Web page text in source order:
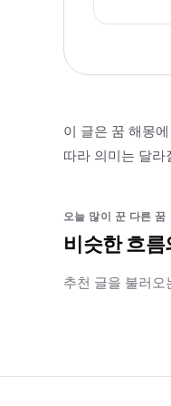
이 글은 꿈 해몽
따라 의미는 달라
오늘 많이 꾼 다른 꿈
비슷한 흐름
추천 글을 불러오